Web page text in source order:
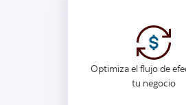
Optimiza el flujo de
tu negocio
Gestiona tus pagos
con eficiencia y